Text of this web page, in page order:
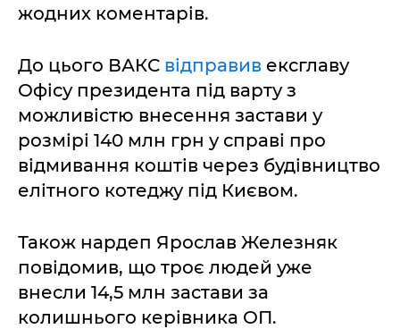
жодних коментарів.
До цього ВАКС відправив ексглаву
Офісу президента під варту з
можливістю внесення застави у
розмірі 140 млн грн у справі про
відмивання коштів через будівництво
елітного котеджу під Києвом.
Також нардеп Ярослав Железняк
повідомив, що троє людей уже
внесли 14,5 млн застави за
колишнього керівника ОП.